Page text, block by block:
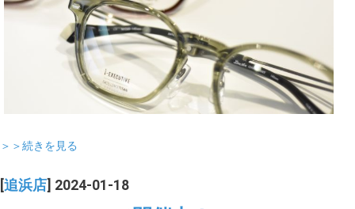
＞＞続きを見る
追浜店 ] 2024-01-18